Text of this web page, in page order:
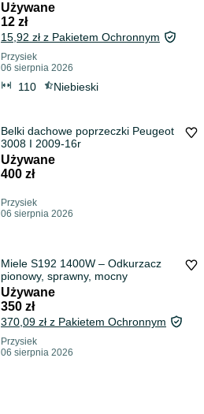
Używane
12 zł
15,92 zł z Pakietem Ochronnym
Przysiek
06 sierpnia 2026
110 Niebieski
Belki dachowe poprzeczki Peugeot
3008 I 2009-16r
Używane
400 zł
Przysiek
06 sierpnia 2026
Miele S192 1400W – Odkurzacz
pionowy, sprawny, mocny
Używane
350 zł
370,09 zł z Pakietem Ochronnym
Przysiek
06 sierpnia 2026